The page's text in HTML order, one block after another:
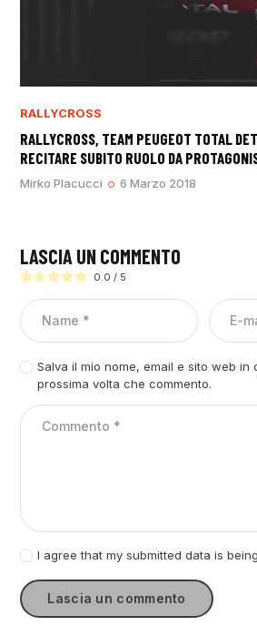
RALLYCROSS
RALLYCROSS, TEAM PEUGEOT TOTAL
RECITARE SUBITO RUOLO DA
Mirko Placucci 6 Marzo 2018
LASCIA UN COMMENTO
0.0 / 5
Salva il mio nome, email e sito web in
prossima volta che commento.
I agree that my submitted data is